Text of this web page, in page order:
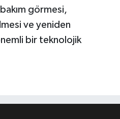
görmesi,
ve yeniden
bir teknolojik